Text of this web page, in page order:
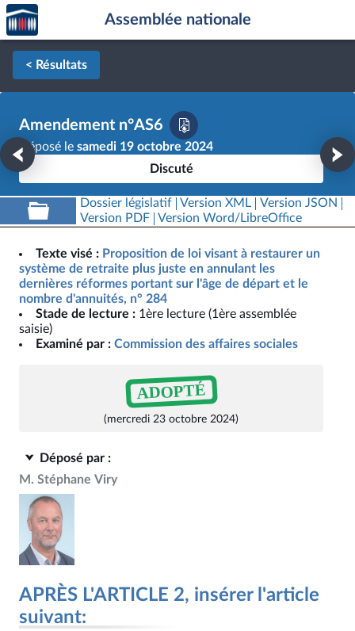
Aller au contenu
Aller en bas de la page
Accèder
à la
page
d'accueil
Assemblée nationale
< Résultats
Amendement n°AS6
Déposé le samedi 19 octobre 2024
Discuté
Dossier législatif Version XML
Version JSON
Version PDF
Version Word/LibreOffice
Texte visé : Proposition de loi visant à restaurer un
système de retraite plus juste en annulant les
dernières réformes portant sur l'âge de départ et le
nombre d'annuités, n° 284
Stade de lecture : 1ère lecture (1ère assemblée
saisie)
Examiné par : Commission des affaires sociales
ADOPTÉ
(mercredi 23 octobre 2024)
Déposé par :
M. Stéphane Viry
APRÈS L'ARTICLE 2, insérer l'article
suivant: